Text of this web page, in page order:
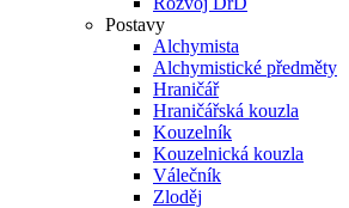
Postavy
Alchymista
Alchymistické předměty
Hraničář
Hraničářská kouzla
Kouzelník
Kouzelnická kouzla
Válečník
Zloděj